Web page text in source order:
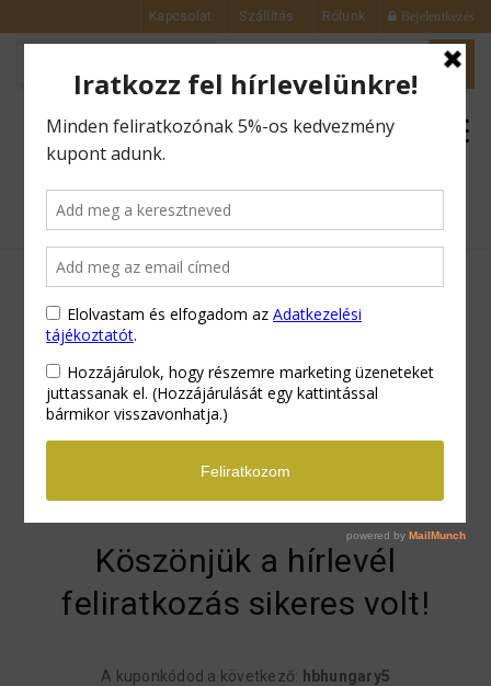
Kapcsolat Szállítás Rólunk Bejelentkezés
KÖSZÖNŐ OLDAL – KUPON
Köszönjük a hírlevél
feliratkozás sikeres volt!
A kuponkódod a következő: hbhungary5